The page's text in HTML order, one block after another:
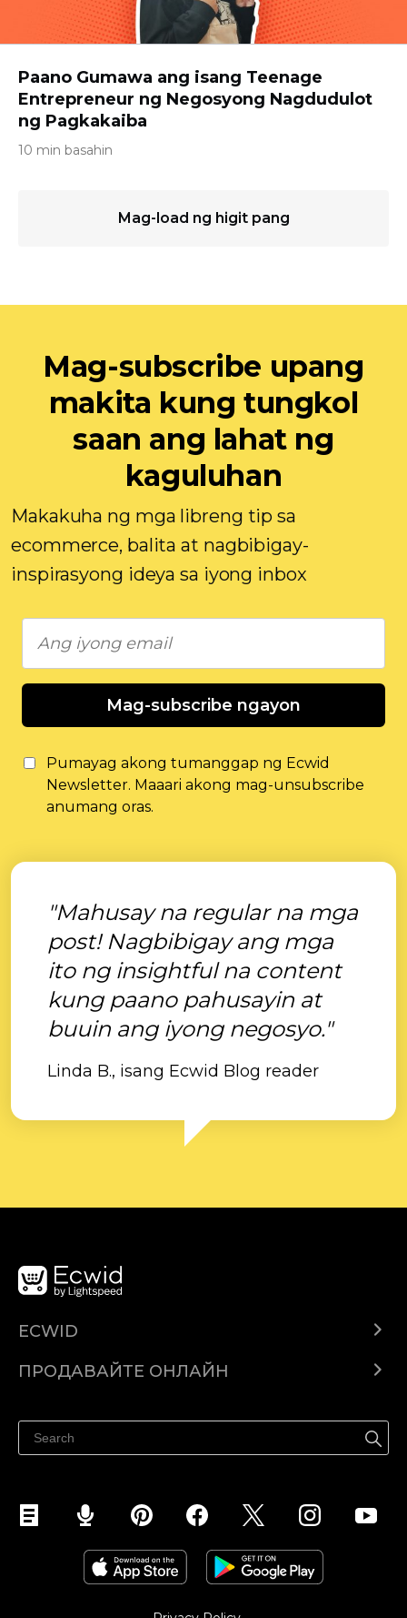
Paano Gumawa ang isang Teenage
Entrepreneur ng Negosyong Nagdudulot
ng Pagkakaiba
10 min basahin
Mag-load ng higit pang
Mag-subscribe upang
makita kung tungkol
saan ang lahat ng
kaguluhan
Makakuha ng mga libreng tip sa
ecommerce, balita at nagbibigay-
inspirasyong ideya sa iyong inbox
Mag-subscribe ngayon
Pumayag akong tumanggap ng Ecwid
Newsletter. Maaari akong mag-unsubscribe
anumang oras.
"Mahusay na regular na mga
post! Nagbibigay ang mga
ito ng insightful na content
kung paano pahusayin at
buuin ang iyong negosyo."
Linda B., isang Ecwid Blog reader
ECWID
Помощен център
ПРОДАВАЙТЕ ОНЛАЙН
Продавайте във Facebook
Продавайте в Instagram